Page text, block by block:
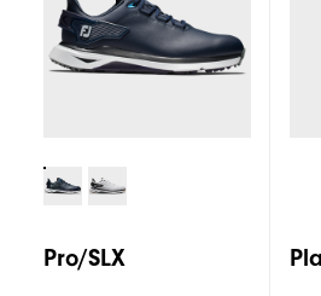
Pro/SLX